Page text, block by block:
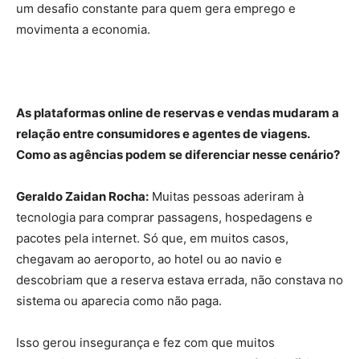
um desafio constante para quem gera emprego e
movimenta a economia.
As plataformas online de reservas e vendas mudaram a
relação entre consumidores e agentes de viagens.
Como as agências podem se diferenciar nesse cenário?
Geraldo Zaidan Rocha: Muitas pessoas aderiram à
tecnologia para comprar passagens, hospedagens e
pacotes pela internet. Só que, em muitos casos,
chegavam ao aeroporto, ao hotel ou ao navio e
descobriam que a reserva estava errada, não constava no
sistema ou aparecia como não paga.
Isso gerou insegurança e fez com que muitos